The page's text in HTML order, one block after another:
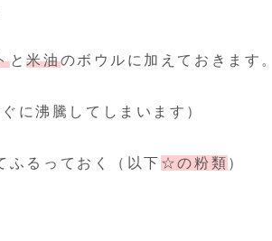
と米油のボウルに加えておきます。
に沸騰してしまいます）
ふるっておく（以下 ☆の粉類 ）